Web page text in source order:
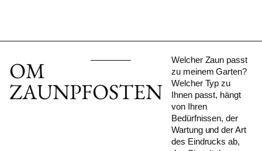
OM
ZAUNPFOSTEN
Welcher Zaun passt
zu meinem Garten?
Welcher Typ zu
Ihnen passt, hängt
von Ihren
Bedürfnissen, der
Wartung und der Art
des Eindrucks ab,